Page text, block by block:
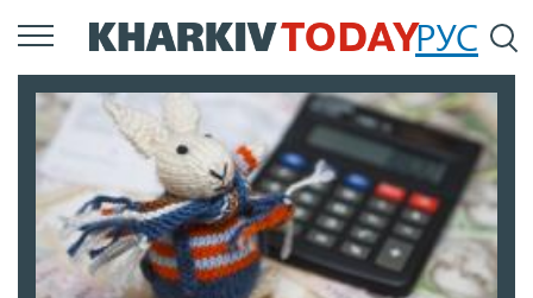
Перейти
до
вмісту
РУС